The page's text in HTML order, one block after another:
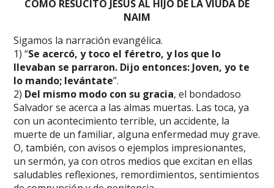
CÓMO RESUCITÓ JESÚS AL HIJO DE LA VIUDA DE
NAIM
Sigamos la narración evangélica.
1) “Se acercó, y toco el féretro, y los que lo
llevaban se parraron. Dijo entonces: Joven, yo te
lo mando; levántate”.
2) Del mismo modo con su gracia, el bondadoso
Salvador se acerca a las almas muertas. Las toca, ya
con un acontecimiento terrible, un accidente, la
muerte de un familiar, alguna enfermedad muy grave.
O, también, con avisos o ejemplos impresionantes,
un sermón, ya con otros medios que excitan en ellas
saludables reflexiones, remordimientos, sentimientos